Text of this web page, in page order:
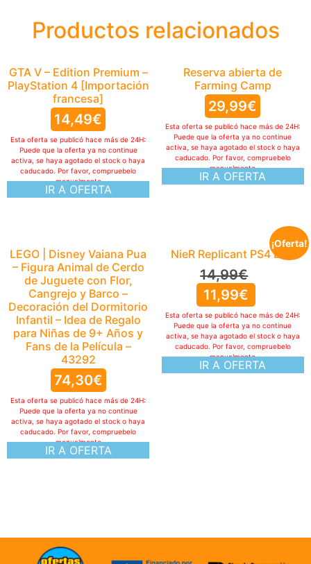
Productos relacionados
GTA V – Edition Premium –
PlayStation 4 [Importación
francesa]
14,49€
IR A OFERTA
Esta oferta se publicó hace más de 24H:
Puede que la oferta ya no continue
activa, se haya agotado el stock o haya
caducado. Por favor, compruebelo
manualmente
Reserva abierta de
Farming Camp
29,99€
IR A OFERTA
Esta oferta se publicó hace más de 24H:
Puede que la oferta ya no continue
activa, se haya agotado el stock o haya
caducado. Por favor, compruebelo
manualmente
LEGO | Disney Vaiana Pua
– Figura Animal de Cerdo
de Juguete con Flor,
Cangrejo y Barco –
Decoración del Dormitorio
Infantil – Idea de Regalo
para Niñas de 9+ Años y
Fans de la Película –
43292
74,30€
IR A OFERTA
Esta oferta se publicó hace más de 24H:
Puede que la oferta ya no continue
activa, se haya agotado el stock o haya
caducado. Por favor, compruebelo
manualmente
¡Oferta!
NieR Replicant PS4 ESP
14,99€
11,99€
IR A OFERTA
Esta oferta se publicó hace más de 24H:
Puede que la oferta ya no continue
activa, se haya agotado el stock o haya
caducado. Por favor, compruebelo
manualmente